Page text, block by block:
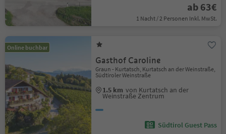
ab 63€
1 Nacht / 2 Personen Inkl. MwSt.
Online buchbar
Gasthof Caroline
Graun - Kurtatsch, Kurtatsch an der Weinstraße,
Südtiroler Weinstraße
1.5 km von Kurtatsch an der
Weinstraße Zentrum
Südtirol Guest Pass